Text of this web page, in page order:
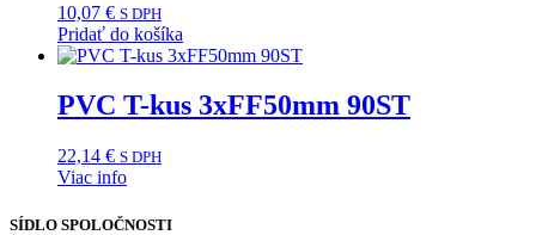
10,07 € S DPH
Pridať do košíka
PVC T-kus 3xFF50mm 90ST
22,14 € S DPH
Viac info
SÍDLO SPOLOČNOSTI